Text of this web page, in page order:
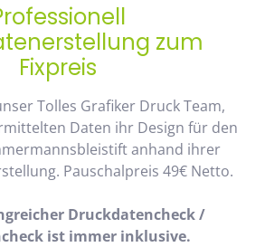
zum
Fixpreis
Tolles Grafiker Druck Team,
Daten ihr Design für den
anhand ihrer
Pauschalpreis 49€ Netto.
Druckdatencheck /
ist immer inklusive.